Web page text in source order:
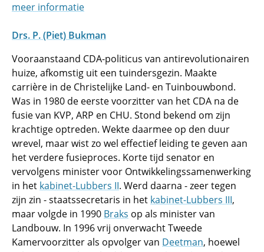
meer informatie
Drs. P. (Piet) Bukman
Vooraanstaand CDA-politicus van antirevolutionairen
huize, afkomstig uit een tuindersgezin. Maakte
carrière in de Christelijke Land- en Tuinbouwbond.
Was in 1980 de eerste voorzitter van het CDA na de
fusie van KVP, ARP en CHU. Stond bekend om zijn
krachtige optreden. Wekte daarmee op den duur
wrevel, maar wist zo wel effectief leiding te geven aan
het verdere fusieproces. Korte tijd senator en
vervolgens minister voor Ontwikkelingssamenwerking
in het kabinet-Lubbers II. Werd daarna - zeer tegen
zijn zin - staatssecretaris in het kabinet-Lubbers III,
maar volgde in 1990 Braks op als minister van
Landbouw. In 1996 vrij onverwacht Tweede
Kamervoorzitter als opvolger van Deetman, hoewel